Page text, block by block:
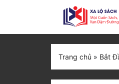
Trang chủ » Bắt